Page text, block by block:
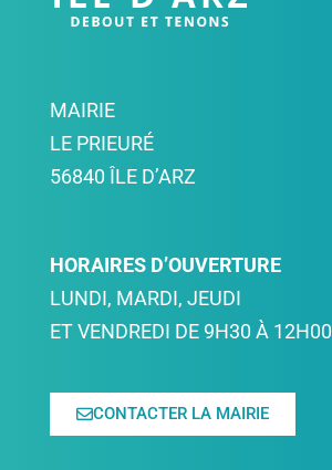
MAIRIE
LE PRIEURÉ
56840 ÎLE D’ARZ
HORAIRES D’OUVERTURE
LUNDI, MARDI, JEUDI
ET VENDREDI DE 9H30 À 12H00
CONTACTER LA MAIRIE